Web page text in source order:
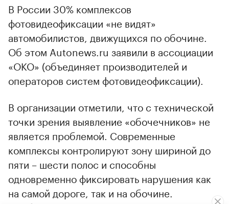
В России 30% комплексов
фотовидеофиксации «не видят»
автомобилистов, движущихся по обочине.
Об этом Autonews.ru заявили в ассоциации
«ОКО» (объединяет производителей и
операторов систем фотовидеофиксации).
В организации отметили, что с технической
точки зрения выявление «обочечников» не
является проблемой. Современные
комплексы контролируют зону шириной до
пяти – шести полос и способны
одновременно фиксировать нарушения как
на самой дороге, так и на обочине.